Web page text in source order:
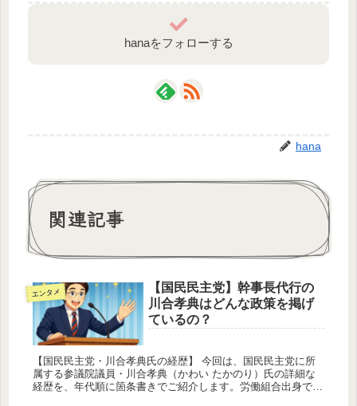
hanaをフォローする
hana
関連記事
エンタメ
【国民民主党】幹事長代行の
川合孝典はどんな政策を掲げ
ているの？
【国民民主党・川合孝典氏の経歴】 今回は、国民民主党に所
属する参議院議員・川合孝典（かわい たかのり）氏の詳細な
経歴を、年代順に箇条書きでご紹介します。労働組合出身で、